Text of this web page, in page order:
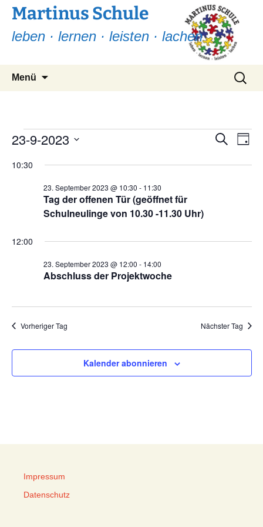
Martinus Schule
leben · lernen · leisten · lachen
Menü
Suchen
nach:
Veranstaltungen
für
September
2023
Suche
Tag
23-9-2023
wählen.
10:30
Tag der offenen Tür (geöffnet für
Schulneulinge von 10.30 -11.30 Uhr)
23. September 2023 @ 10:30 - 11:30
12:00
Abschluss der Projektwoche
23. September 2023 @ 12:00 - 14:00
Vorheriger Tag Nächster Tag
Kalender abonnieren
Impressum
Datenschutz